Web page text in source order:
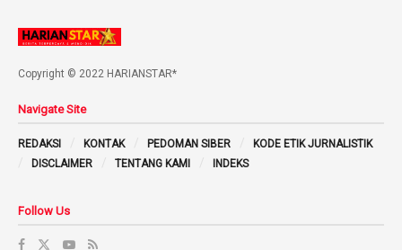
Copyright © 2022 HARIANSTAR*
Navigate Site
REDAKSI KONTAK PEDOMAN SIBER
KODE ETIK JURNALISTIK
DISCLAIMER
TENTANG KAMI INDEKS
Follow Us